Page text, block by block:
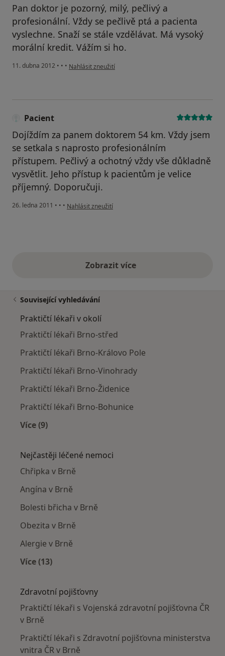
Pan doktor je pozorný, milý, pečlivý a
profesionální. Vždy se pečlivě ptá a pacienta
vyslechne. Snaží se stále vzdělávat. Má vysoký
morální kredit. Vážím si ho.
11. dubna 2012 • • • podle názoru uživatele Váš účet byl odstraněn
Nahlásit zneužití
Pacient
Dojíždím za panem doktorem 54 km. Vždy jsem
se setkala s naprosto profesionálním
přístupem. Pečlivý a ochotný vždy vše důkladně
vysvětlit. Jeho přístup k pacientům je velice
příjemný. Doporučuji.
26. ledna 2011 • • • podle názoru uživatele Pacient
Nahlásit zneužití
Zobrazit vícevýše uvedené názory
Související vyhledávání
Praktičtí lékaři v okolí
Praktičtí lékaři Brno-střed
Praktičtí lékaři Brno-Královo Pole
Praktičtí lékaři Brno-Vinohrady
Praktičtí lékaři Brno-Židenice
Praktičtí lékaři Brno-Bohunice
Více (9)
Nejčastěji léčené nemoci
Chřipka v Brně
Angína v Brně
Bolesti břicha v Brně
Obezita v Brně
Alergie v Brně
Více (13)
Zdravotní pojišťovny
Praktičtí lékaři s Vojenská zdravotní pojišťovna ČR
v Brně
Praktičtí lékaři s Zdravotní pojišťovna ministerstva
vnitra ČR v Brně